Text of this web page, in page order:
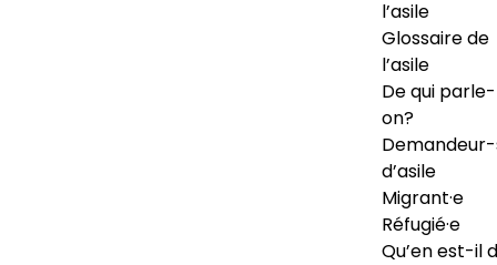
l’asile
Glossaire de
l’asile
De qui
on?
d’asile
Migrant·e
Réfugié·e
Qu’en est-il